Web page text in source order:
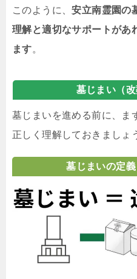
このように、安立南霊園の
理解と適切なサポートがあ
ます。
墓じまい（
墓じまいを進める前に、ま
正しく理解しておきましょ
墓じまいの定